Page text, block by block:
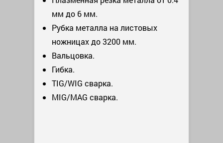
мм до 6 мм.
Рубка металла на листовых
ножницах до 3200 мм.
Вальцовка.
Гибка.
TIG/WIG сварка.
MIG/MAG сварка.